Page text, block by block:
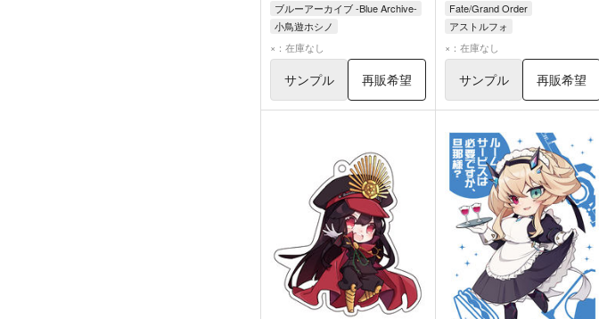
ブルーアーカイブ -Blue Archive-
小鳥遊ホシノ
×：在庫なし
サンプル 再販希望
Fate/Grand Order
アストルフォ
×：在庫なし
サンプル 再販希望